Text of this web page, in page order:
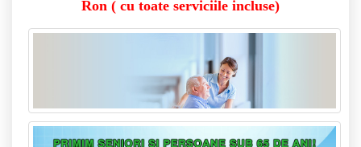
Ron ( cu toate serviciile incluse)